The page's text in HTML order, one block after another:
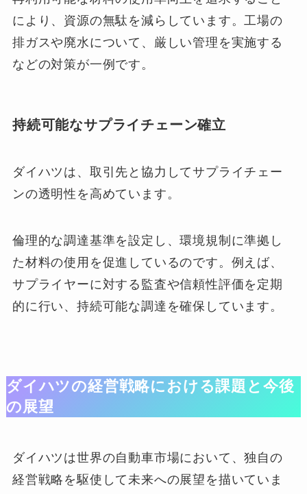
により、資源の無駄を減らしています。工場の
排ガスや廃水について、厳しい管理を実施する
などの対策が一例です。
持続可能なサプライチェーン確立
ダイハツは、取引先と協力してサプライチェー
ンの透明性を高めています。
倫理的な調達基準を設定し、環境規制に準拠し
た材料の使用を促進しているのです。例えば、
サプライヤーに対する監査や信頼性評価を定期
的に行い、持続可能な調達を確保しています。
ダイハツの経営戦略における課題と今後
の展望
ダイハツは世界の自動車市場において、独自の
経営戦略を駆使して未来への展望を描いていま